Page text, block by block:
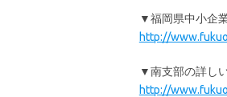
▼福岡県中小企
http://
▼南支部の詳し
http://